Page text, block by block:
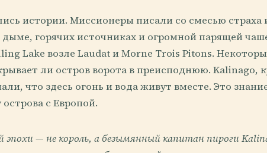
истории. Миссионеры писали со смесью страха
горячих источниках и огромной парящей
Lake возле Laudat и Morne Trois Pitons.
ли остров ворота в преисподнюю. Kalinago,
что здесь огонь и вода живут вместе. Это
с Европой.
эпохи — не король, а безымянный капитан пироги